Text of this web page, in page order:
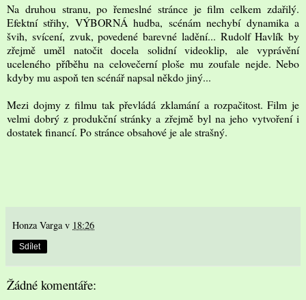
Na druhou stranu, po řemeslné stránce je film celkem zdařilý.
Efektní střihy, VÝBORNÁ hudba, scénám nechybí dynamika a
švih, svícení, zvuk, povedené barevné ladění... Rudolf Havlík by
zřejmě uměl natočit docela solidní videoklip, ale vyprávění
uceleného příběhu na celovečerní ploše mu zoufale nejde. Nebo
kdyby mu aspoň ten scénář napsal někdo jiný...
Mezi dojmy z filmu tak převládá zklamání a rozpačitost. Film je
velmi dobrý z produkční stránky a zřejmě byl na jeho vytvoření i
dostatek financí. Po stránce obsahové je ale strašný.
Honza Varga v 18:26
Sdílet
Žádné komentáře: